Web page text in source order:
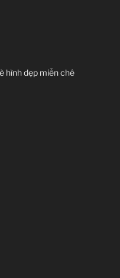
hình dẹp miễn chê